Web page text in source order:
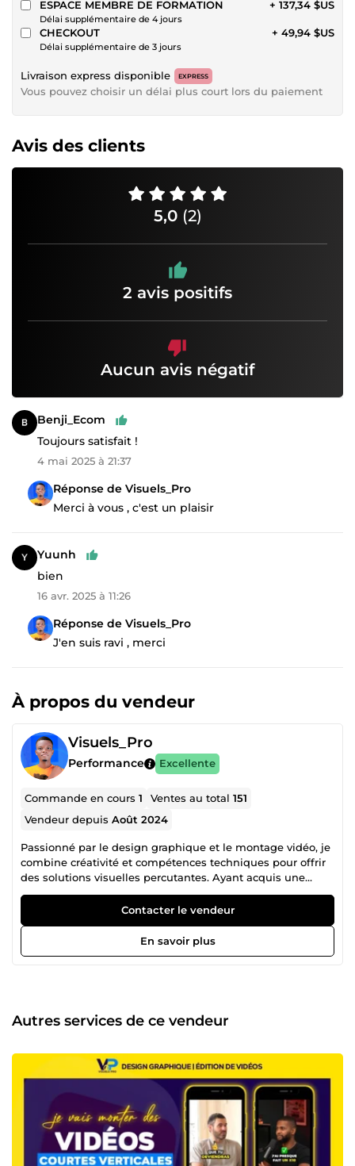
ESPACE MEMBRE DE FORMATION
Délai supplémentaire de 4 jours
+ 137,34 $US
CHECKOUT
Délai supplémentaire de 3 jours
+ 49,94 $US
Livraison express disponible EXPRESS
Vous pouvez choisir un délai plus court lors du paiement
Avis des clients
5,0 (2)
2 avis positifs
Aucun avis négatif
Benji_Ecom
Toujours satisfait !
4 mai 2025 à 21:37
Réponse de Visuels_Pro
Merci à vous , c'est un plaisir
Yuunh
bien
16 avr. 2025 à 11:26
Réponse de Visuels_Pro
J'en suis ravi , merci
À propos du vendeur
Visuels_Pro
Performance Excellente
Commande en cours1 Ventes au total151
Vendeur depuisAoût 2024
Passionné par le design graphique et le montage vidéo, je
combine créativité et compétences techniques pour offrir
des solutions visuelles percutantes. Ayant acquis une
solide expérience en tant que Monteur Vidéo , je me
distingue par ma capacité à transformer des séquences
brutes de vidéos en contenus dynamiques et engageants .
En parallèle, je suis développeur web, ce qui me permet
d’avoir une approche complète de la création de projets
ajoutant une touche unique à chaque projet.
Contacter le vendeur
En savoir plus
Autres services de ce vendeur